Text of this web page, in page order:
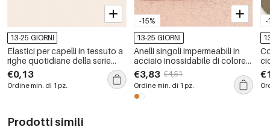
13-25 GIORNI
Elastici per capelli in tessuto a
righe quotidiane della serie
Simple
€0,13
Ordine min. di 1 pz.
-15%
13-25 GIORNI
Anelli singoli impermeabili in
acciaio inossidabile di colore
misto della serie quotidiana di
lusso
€3,83 €4,51
Ordine min. di 1 pz.
-
Prodotti simili